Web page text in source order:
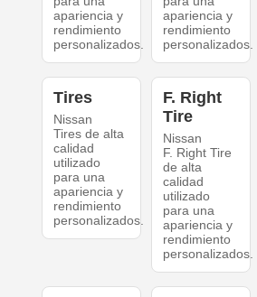
apariencia y
rendimiento
personalizados.
apariencia y
rendimiento
personalizados.
Tires
Nissan
Tires de alta
calidad
utilizado
para una
apariencia y
rendimiento
personalizados.
F. Right
Tire
Nissan
F. Right Tire
de alta
calidad
utilizado
para una
apariencia y
rendimiento
personalizados.